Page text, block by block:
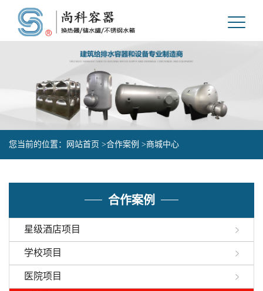
您当前的位置： 网站首页 >合作案例 >商城中心
合作案例
星级酒店项目
学校项目
医院项目